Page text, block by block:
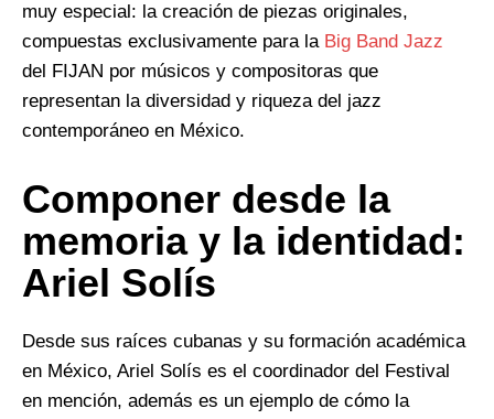
muy especial: la creación de piezas originales,
compuestas exclusivamente para la Big Band Jazz
del FIJAN por músicos y compositoras que
representan la diversidad y riqueza del jazz
contemporáneo en México.
Componer desde la
memoria y la identidad:
Ariel Solís
Desde sus raíces cubanas y su formación académica
en México, Ariel Solís es el coordinador del Festival
en mención, además es un ejemplo de cómo la